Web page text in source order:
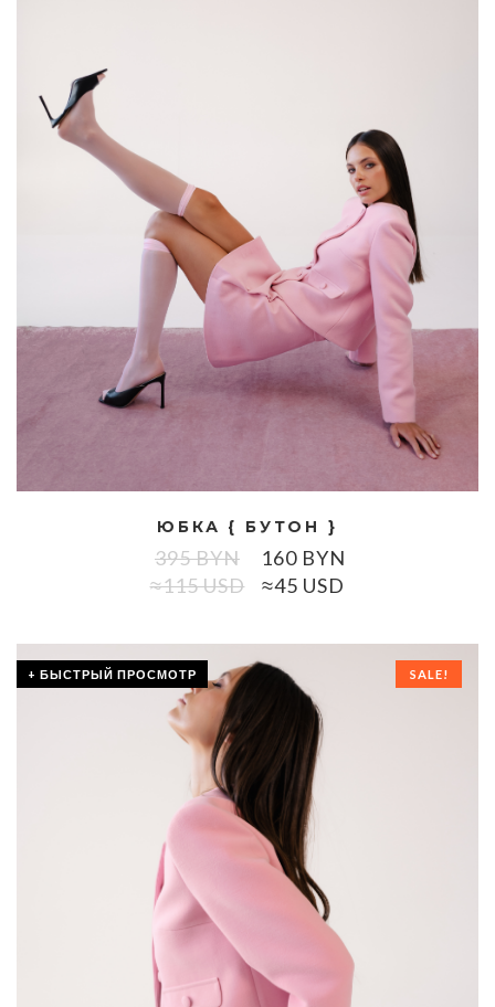
ЮБКА { БУТОН }
395BYN
≈115 USD
160BYN
≈45 USD
+ БЫСТРЫЙ ПРОСМОТР SALE!